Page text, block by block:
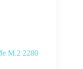
M.2 2280